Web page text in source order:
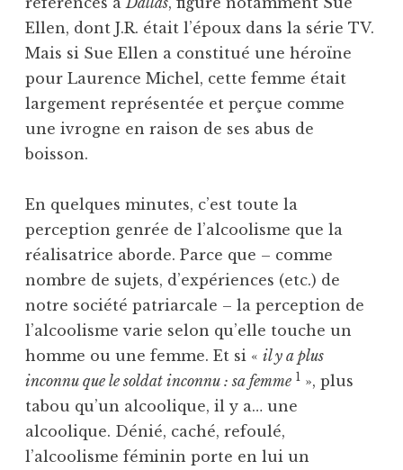
Ellen, dont J.R. était l’époux dans la série TV.
Mais si Sue Ellen a constitué une héroïne
pour Laurence Michel, cette femme était
largement représentée et perçue comme
une ivrogne en raison de ses abus de
boisson.
En quelques minutes, c’est toute la
perception genrée de l’alcoolisme que la
réalisatrice aborde. Parce que – comme
nombre de sujets, d’expériences (etc.) de
notre société patriarcale – la perception de
l’alcoolisme varie selon qu’elle touche un
homme ou une femme. Et si « il y a plus
inconnu que le soldat inconnu : sa femme 1 », plus
tabou qu’un alcoolique, il y a… une
alcoolique. Dénié, caché, refoulé,
l’alcoolisme féminin porte en lui un